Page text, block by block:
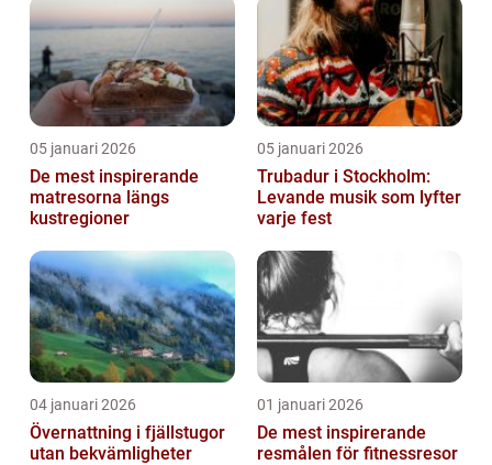
05 januari 2026
De mest inspirerande
matresorna längs
kustregioner
05 januari 2026
Trubadur i Stockholm:
Levande musik som lyfter
varje fest
04 januari 2026
Övernattning i fjällstugor
utan bekvämligheter
01 januari 2026
De mest inspirerande
resmålen för fitnessresor